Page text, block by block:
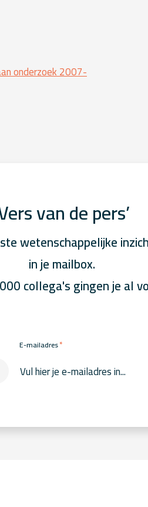
onderzoek 2007-
van de pers’
wetenschappelijke
in je mailbox.
collega's gingen je al
E-mailadres*